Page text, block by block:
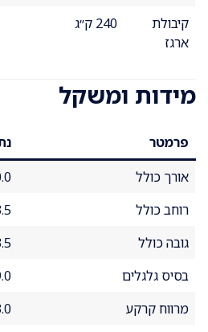
קיבולת
ארגז
240 ק״ג
מידות ומשקל
פרמטר
אורך כולל
רוחב כולל
גובה כולל
בסיס גלגלים
מרווח קרקע